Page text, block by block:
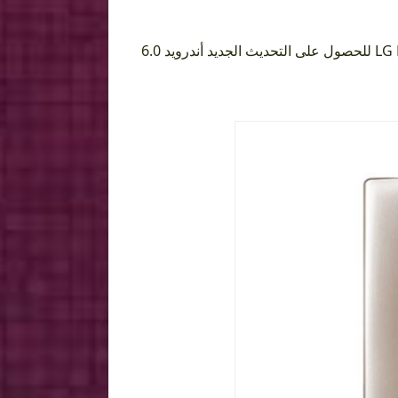
وتتوالى التحديثات التي تطلقها LG لأجهزتها المختلفة، وجاء دور جهاز LG Magna للحصول على التحديث الجديد أندرويد 6.0